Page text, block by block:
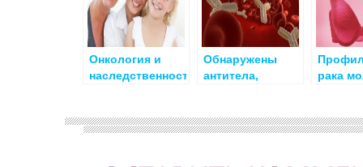
кишечника
Онкология и
наследственность
Обнаружены
антитела,
хронического
рака